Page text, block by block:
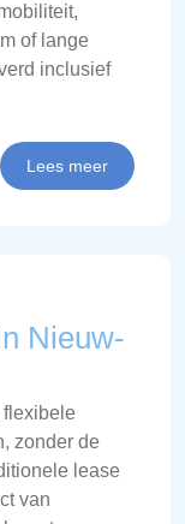
of lange
inclusief
Lees meer
Nieuw-
flexibele
zonder de
lease
van